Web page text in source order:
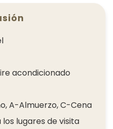
acondicionado
A-Almuerzo, C-Cena
lugares de visita